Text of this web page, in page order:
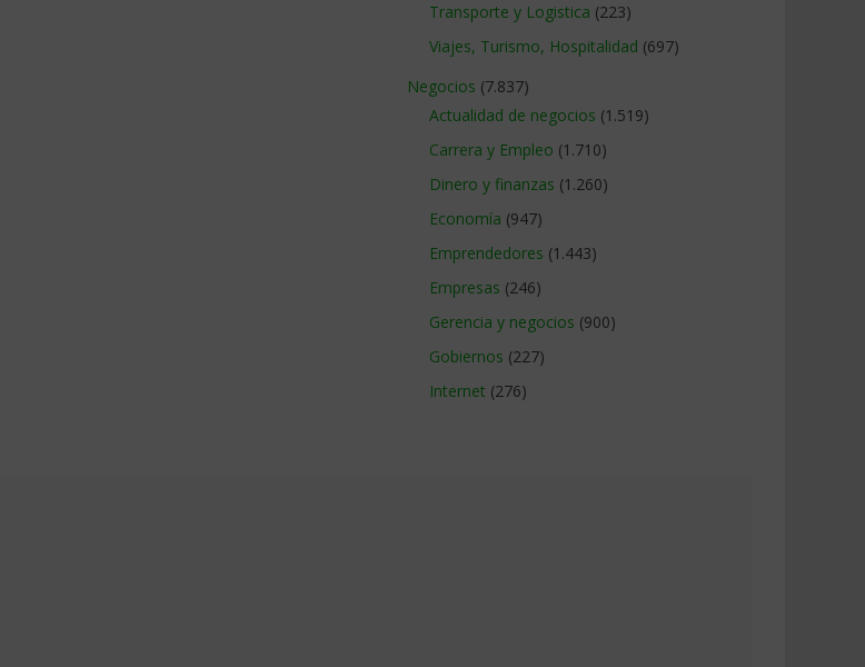
Transporte y Logistica (223)
Viajes, Turismo, Hospitalidad (697)
Negocios (7.837)
Actualidad de negocios (1.519)
Carrera y Empleo (1.710)
Dinero y finanzas (1.260)
Economía (947)
Emprendedores (1.443)
Empresas (246)
Gerencia y negocios (900)
Gobiernos (227)
Internet (276)